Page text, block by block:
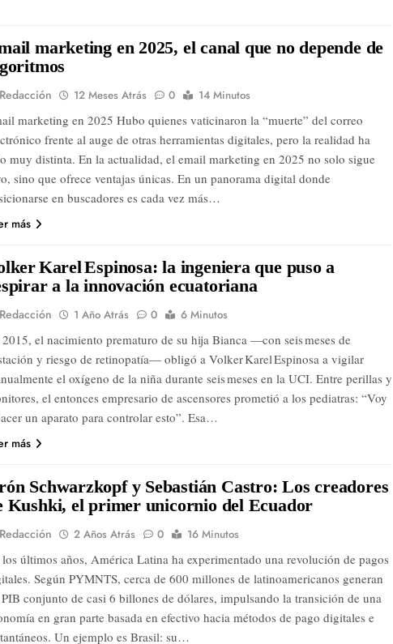
marketing en 2025, el canal que no depende de
Redacción 12 Meses Atrás 0 14 Minutos
marketing en 2025 Hubo quienes vaticinaron la “muerte” del correo
frente al auge de otras herramientas digitales, pero la realidad ha
muy distinta. En la actualidad, el email marketing en 2025 no solo sigue
sino que ofrece ventajas únicas. En un panorama digital donde
en buscadores es cada vez más…
más
Karel Espinosa: la ingeniera que puso a
a la innovación ecuatoriana
Redacción 1 Año Atrás 0 6 Minutos
el nacimiento prematuro de su hija Bianca —con seis meses de
y riesgo de retinopatía— obligó a Volker Karel Espinosa a vigilar
el oxígeno de la niña durante seis meses en la UCI. Entre perillas y
el entonces empresario de ascensores prometió a los pediatras: “Voy
un aparato para controlar esto”. Esa…
más
Schwarzkopf y Sebastián Castro: Los creadores
Kushki, el primer unicornio del Ecuador
Redacción 2 Años Atrás 0 16 Minutos
últimos años, América Latina ha experimentado una revolución de pagos
Según PYMNTS, cerca de 600 millones de latinoamericanos generan
conjunto de casi 6 billones de dólares, impulsando la transición de una
en gran parte basada en efectivo hacia métodos de pago digitales e
Un ejemplo es Brasil: su…